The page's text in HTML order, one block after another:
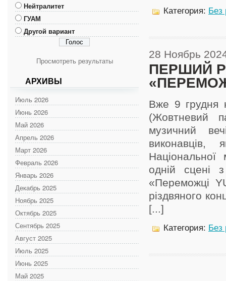
Нейтралитет
ГУАМ
Другой вариант
Просмотреть результаты
АРХИВЫ
Июль 2026
Июнь 2026
Май 2026
Апрель 2026
Март 2026
Февраль 2026
Январь 2026
Декабрь 2025
Ноябрь 2025
Октябрь 2025
Сентябрь 2025
Август 2025
Июль 2025
Июнь 2025
Май 2025
Категория: Без
28 Ноябрь
ПЕРШИЙ
Вже 9 грудня
(Жовтневий
музичний
виконавців,
одній сцені
«Переможці
різдвяного
[...]
Категория: Без